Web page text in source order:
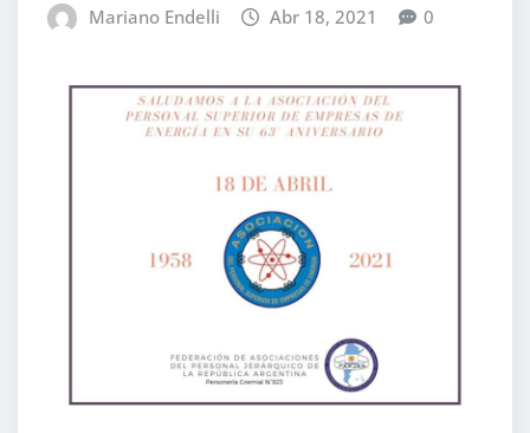
Mariano Endelli Abr 18, 2021 0